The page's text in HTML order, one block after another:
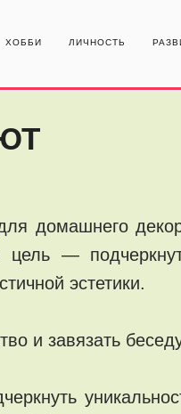
ХОББИ ЛИЧНОСТЬ
домашнего
—
эстетики.
и завязать